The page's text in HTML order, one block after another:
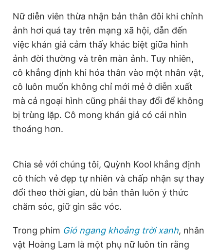
Nữ diễn viên thừa nhận bản thân đôi khi chỉnh
ảnh hơi quá tay trên mạng xã hội, dẫn đến
việc khán giả cảm thấy khác biệt giữa hình
ảnh đời thường và trên màn ảnh. Tuy nhiên,
cô khẳng định khi hóa thân vào một nhân vật,
cô luôn muốn không chỉ mới mẻ ở diễn xuất
mà cả ngoại hình cũng phải thay đổi để không
bị trùng lặp. Cô mong khán giả có cái nhìn
thoáng hơn.
Chia sẻ với chúng tôi, Quỳnh Kool khẳng định
cô thích vẻ đẹp tự nhiên và chấp nhận sự thay
đổi theo thời gian, dù bản thân luôn ý thức
chăm sóc, giữ gìn sắc vóc.
Trong phim Gió ngang khoảng trời xanh, nhân
vật Hoàng Lam là một phụ nữ luôn tin rằng